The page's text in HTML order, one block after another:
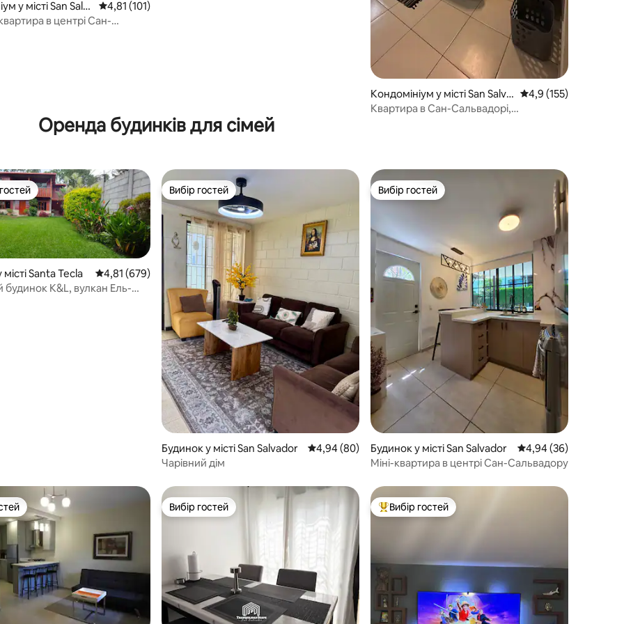
у місті San Salv
Середня оцінка: 4,81 з 5, відгуки: 101
4,81 (101)
в центрі Сан-
Кондомініум у місті San Salva
dor
Середня оцінка: 4,9
4,9 (155)
Квартира в Сан-Сальвадорі,
Оренда будинків для сімей
відгуки: 31
гостей
Santa Tecla Середня оцінка: 4,81 з 5, відгуки: 679
4,81 (679)
будинок K&L, вулкан Ель-
Вибір гостей
Вибір гостей
Будинок у місті San Salvador Середня оцінка: 4,94 з 5, відгуки: 80
4,94 (80)
Чарівний дім
Вибір гостей
Вибір гостей
Будинок у місті San Salvador Середня оцінка: 4,94
4,94 (36)
Міні-квартира в центрі Сан-Сальвадору
Вибір гостей
Вибір гостей Топ вибір гостей
Вибір гостей